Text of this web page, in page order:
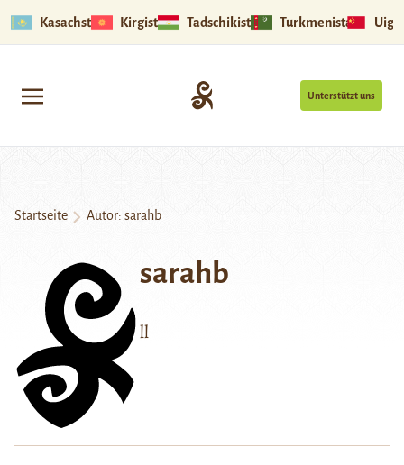
Kasachstan Kirgistan Tadschikistan Turkmenistan
Unterstützt uns
Startseite Autor: sarahb
sarahb
ll